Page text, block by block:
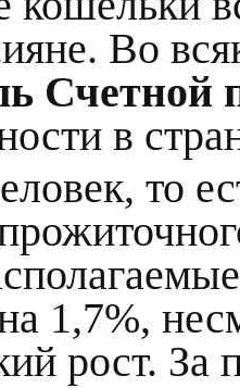
Во
в
то
1,7%,
рост. За